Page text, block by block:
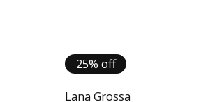
25% off
Lana Grossa